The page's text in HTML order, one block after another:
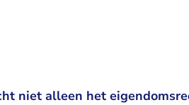
niet alleen het